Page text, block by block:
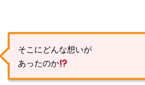
そこにどんな想いが
あったのか